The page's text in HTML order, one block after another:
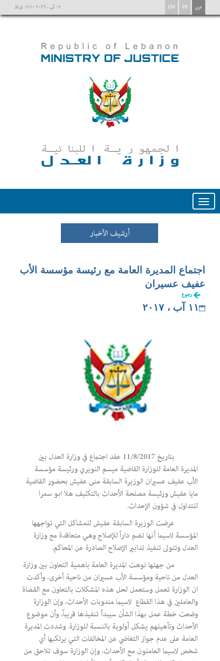
٠٩ آب ، ٢٠٢٦ ٠٩:١٠ ق.ظ EN FR عربي
Toggle
أرشيف الأخبار
اجتماع المديرة العامة مع رئيسة مؤسسة الأب
عفيف عسيران
رجوع
١١ آب ، ٢٠١٧
بتاريخ 11/8/2017 عقد اجتماع في وزارة العدل بين
المديرة العامة للوزارة القاضية ميسم النويري ورئيسة مؤسسة
الأب عفيف عسيران الوزيرة السابقة منى عفيش بحضور القاضية
مايا عفيش ورئيسة مصلحة الأحداث بالتكليف هلا ابو سمرا
للتداول في شؤون الإحداث.
عرضت الوزيرة السابقة عفيش للمشاكل التي تواجهها
المؤسسة لاسيما أنها تضم داراً للإصلاح وهي متعاقدة مع وزارة
العدل وتتولى تنفيذ تدابير الإصلاح الصادرة عن المحاكم.
من جهتها نوهت المديرة العامة باهمية التعاون بين وزارة
العدل من ناحية ومؤسسة الأب عسيران من ناحية أخرى، وأكدت
ان الوزارة تعمل وستعمل لحل هذه المشكلات بالتعاون مع القضاة
والعاملين في هذا القطاع لاسيما مندوبات الأحداث، وإن الوزارة
وضعت خطة عمل بهذا الشأن سيبدأ تنفيذها قريباً، وأن موضوع
الأحداث وتأهيلهم يشكل أولوية بالنسبة للوزارة. وشددت المديرة
العامة على عدم جواز التغاضي عن المخالفات التي يرتكبها أي
شخص لاسيما العاملون مع الأحداث، وإن الوزارة سوف تلاحق من